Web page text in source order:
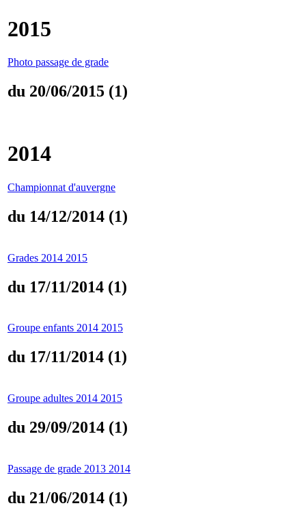
2015
Photo passage de grade
du 20/06/2015 (1)
2014
Championnat d'auvergne
du 14/12/2014 (1)
Grades 2014 2015
du 17/11/2014 (1)
Groupe enfants 2014 2015
du 17/11/2014 (1)
Groupe adultes 2014 2015
du 29/09/2014 (1)
Passage de grade 2013 2014
du 21/06/2014 (1)